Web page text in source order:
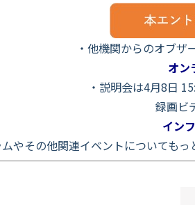
のオブザーバー
オン
・説明会は4月8日
録画ビ
イン
やその他関連イベントについてもっ